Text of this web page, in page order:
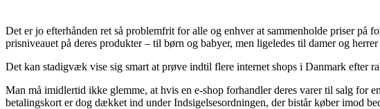
Det er jo efterhånden ret så problemfrit for alle og enhver at sammenholde priser på
prisniveauet på deres produkter – til børn og babyer, men ligeledes til damer og
Det kan stadigvæk vise sig smart at prøve indtil flere internet shops i Danmark efter
Man må imidlertid ikke glemme, at hvis en e-shop forhandler deres varer til salg for
betalingskort er dog dækket ind under Indsigelsesordningen, der bistår køber imod